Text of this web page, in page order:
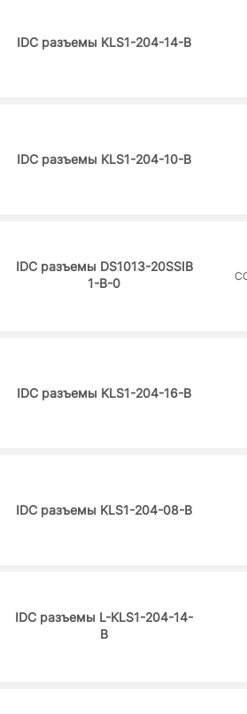
IDC разъемы KLS1-204-14-B
IDC разъемы KLS1-204-10-B
IDC разъемы DS1013-20SSIB
1-B-0
IDC разъемы KLS1-204-16-B
IDC разъемы KLS1-204-08-B
IDC разъемы L-KLS1-204-14-
B